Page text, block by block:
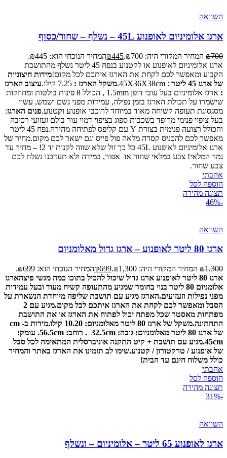
השוואה
ארגז אלומיניום לאופנוע 45L – נשלף – שחור/כסוף
₪700 המחיר המקורי היה: ₪700. ₪445
המחיר הנוכחי הוא: ₪445.
ארגז אלומיניום לאופנוע או לקטנוע בנפח 45 ליטר נשלף מהתושבת
הקבוע ומאפשר לכם לקחת את הארגז איתכם לכל מקום!מידות חיצוניות
של ארגז 45 ליטר
: 45X36X38cm. משקל הארגז :
עיצוב הארגז
:
ארגז אלומיניום בעל עובי דופן 1.5mm , הכולל 8 פינות בולטות ומחוזקות
שישמרו על תכולת הארגז בזמן נפילה, עמידות מפני גשם ושמש, עשוי
מסגסוגת תעופה קשיחה מאוד במיוחד לרוכבי אופנוע וקטנוע.פנים הארגז:
בעל ציפוי פנימי מרופד בשכבות ספוג בציפוי דמוי עור בולם זעזועי רכיבה
והכולל רצועה פנימית בצורת Y עם קליפס לפתיחה מהירה.נפח 45 ליטר
מאפשר לכם להכניס קסדה מלאה פול פייס וגם ישאר לכם מקום.מחיר של
ארגז אלומיניום לאופנוע 45L כל כך זול שלא שווה לקנות יד 2! – מחיר עד
גמר המלאי! צבע במלאי שחור או אפור, במידה ולא תעדכנו נשלח לכם
צבע שחור.
אהבתי
הוספה לסל
תצוגה מהירה
-46%
השוואה
ארגז 80 ליטר לאופנוע – ארגז גדול מאלומניום
₪1,300 המחיר המקורי היה: ₪1,300. ₪699
המחיר הנוכחי הוא: ₪699.
ארגז 80 ליטר לאופנוע ארגז גדול שיכול להכיל בתוכו כמה מגשי פיצה
ארגז
אלומניום 80 ליטר בנוי בחומר שמגיע מהתעופה קשיח מעוד ובעל עמידות
מפני נפילות וזעזועים.הארגז מגיע עם תושבת שליפה מיוחדת הנשארת על
הסבל ומאפשר לכם לקחת את הארגז איתכם לכל מקום.
מגיע עם 2
מפתחות מאסטר שכל מפתח יכול לפתוח את הארגז או את התושבת
התחתונה.משקל של ארגז 80 ליטר מאלומניום: 10.20 קילו.
מידות ב- cm
של ארגז 80 ליטר מאלומניום: גובה: 32.5cm . רוחב: 56.5cm. עומק:
45cm. מגיע עם תושבת + קיט התקנה אוניברסלית המתאימה לכל סבל
של אופנוע / טרקטורון / קטנוע.שימו לב תזמינו את הארגז באתר והמחיר
כולל משלוח חינם עד הבית!
אהבתי
הוספה לסל
תצוגה מהירה
-31%
השוואה
ארגז לאופנוע 65 ליטר – אלומיניום – ונשלף